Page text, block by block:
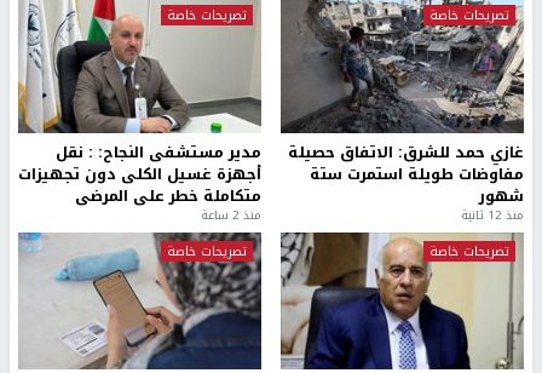
تصريحات خاصة
غازي حمد للشرق: الاتفاق حصيلة
مفاوضات طويلة استمرت ستة
شهور
منذ 12 ثانية
تصريحات خاصة
مدير مستشفى النجاح: : نقل
أجهزة غسيل الكلى دون تجهيزات
متكاملة خطر على المرضى
منذ 2 ساعة
تصريحات خاصة
تصريحات خاصة